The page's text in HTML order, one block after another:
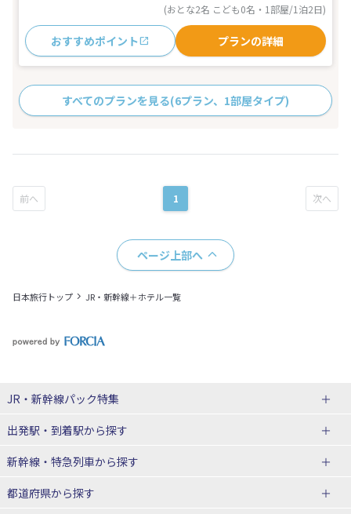
(おとな2名 こども0名・1部屋/1泊2日)
おすすめポイント プランの詳細
すべてのプランを見る(6プラン、1部屋タイプ)
1
ページ上部へ
日本旅行トップ JR・新幹線＋ホテル一覧
JR・新幹線パック特集
JR・新幹線＋ホテルパック
出張パック
出発駅・到着駅から探す
秋田⇔東京 新幹線パック
仙台→東京 新幹線パック
新幹線・特急列車から探す
北海道新幹線 旅行
都道府県から探す